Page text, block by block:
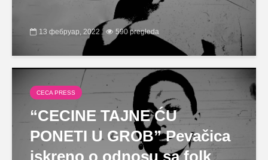
13 фебруар, 2022 590 pregleda
CECA PRESS
“CECINE TAJNE ĆU
PONETI U GROB” Pevačica
iskreno o odnosu sa folk